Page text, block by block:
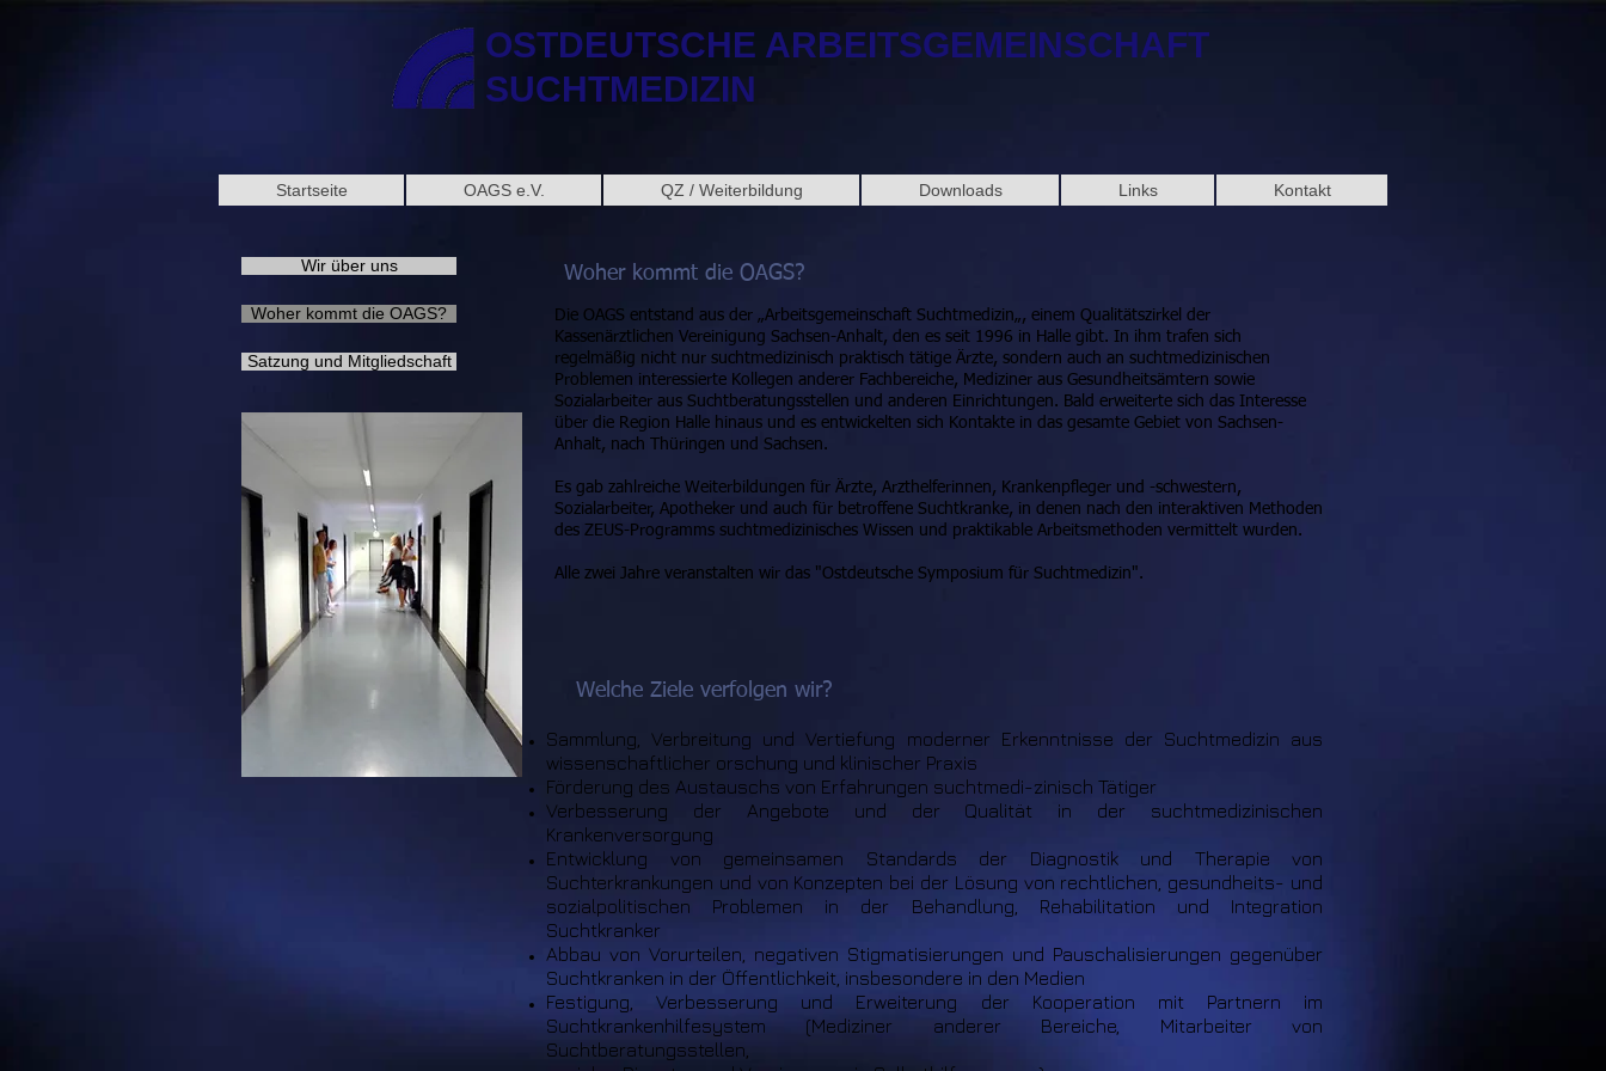
OSTDEUTSCHE ARBEITSGEMEINSCHAFT
SUCHTMEDIZIN
Startseite OAGS e.V. QZ / Weiterbildung Downloads Links Kontakt
Wir über uns
Woher kommt die OAGS?
Satzung und Mitgliedschaft
Woher kommt die OAGS?
Die OAGS entstand aus der „Arbeitsgemeinschaft Suchtmedizin„, einem Qualitätszirkel der
Kassenärztlichen Vereinigung Sachsen-Anhalt, den es seit 1996 in Halle gibt. In ihm trafen sich
regelmäßig nicht nur suchtmedizinisch praktisch tätige Ärzte, sondern auch an suchtmedizinischen
Problemen interessierte Kollegen anderer Fachbereiche, Mediziner aus Gesundheitsämtern sowie
Sozialarbeiter aus Suchtberatungsstellen und anderen Einrichtungen. Bald erweiterte sich das Interesse
über die Region Halle hinaus und es entwickelten sich Kontakte in das gesamte Gebiet von Sachsen-
Anhalt, nach Thüringen und Sachsen.
Es gab zahlreiche Weiterbildungen für Ärzte, Arzthelferinnen, Krankenpfleger und -schwestern,
Sozialarbeiter, Apotheker und auch für betroffene Suchtkranke, in denen nach den interaktiven Methoden
des ZEUS-Programms suchtmedizinisches Wissen und praktikable Arbeitsmethoden vermittelt wurden.
Alle zwei Jahre veranstalten wir das "Ostdeutsche Symposium für Suchtmedizin".
Welche Ziele verfolgen wir?
Sammlung, Verbreitung und Vertiefung moderner Erkenntnisse der Suchtmedizin aus
wissenschaftlicher orschung und klinischer Praxis
Förderung des Austauschs von Erfahrungen suchtmedi-zinisch Tätiger
Verbesserung der Angebote und der Qualität in der suchtmedizinischen
Krankenversorgung
Entwicklung von gemeinsamen Standards der Diagnostik und Therapie von
Suchterkrankungen und von Konzepten bei der Lösung von rechtlichen, gesundheits- und
sozialpolitischen Problemen in der Behandlung, Rehabilitation und Integration
Suchtkranker
Abbau von Vorurteilen, negativen Stigmatisierungen und Pauschalisierungen gegenüber
Suchtkranken in der Öffentlichkeit, insbesondere in den Medien
Festigung, Verbesserung und Erweiterung der Kooperation mit Partnern im
Suchtkrankenhilfesystem (Mediziner anderer Bereiche, Mitarbeiter von
Suchtberatungsstellen,